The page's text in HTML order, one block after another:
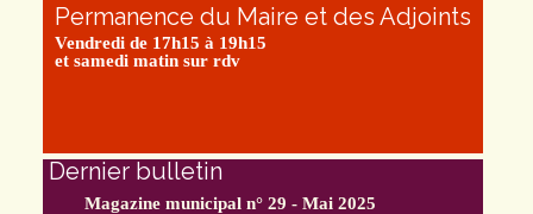
Permanence du Maire et des Adjoints
Vendredi de 17h15 à 19h15
et samedi matin sur rdv
Dernier bulletin
Magazine municipal n° 29 - Mai 2025